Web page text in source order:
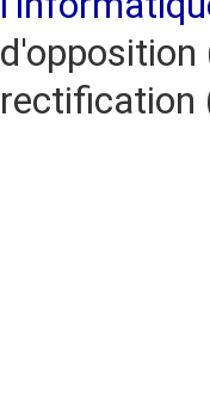
d'opposition
rectification